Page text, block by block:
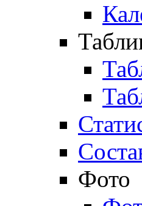
Фото